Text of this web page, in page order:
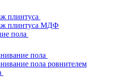
плинтуса
плинтуса МДФ
пола
пола
пола ровнителем